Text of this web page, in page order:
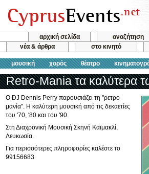
αρχική σελίδα αναζήτηση
νέα & άρθρα
στο κινητό
μουσική χορός θέατρο
Retro-Mania τα καλύτερα
Ο DJ Dennis Perry παρουσιάζει τη "ρετρο-
μανία". Η καλύτερη μουσική από τις δεκαετίες
του '70, '80 και του '90.
Στη Διαχρονική Μουσική Σκηνή Καϊμακλί,
Λευκωσία.
Για περισσότερες πληροφορίες καλέστε το
99156683